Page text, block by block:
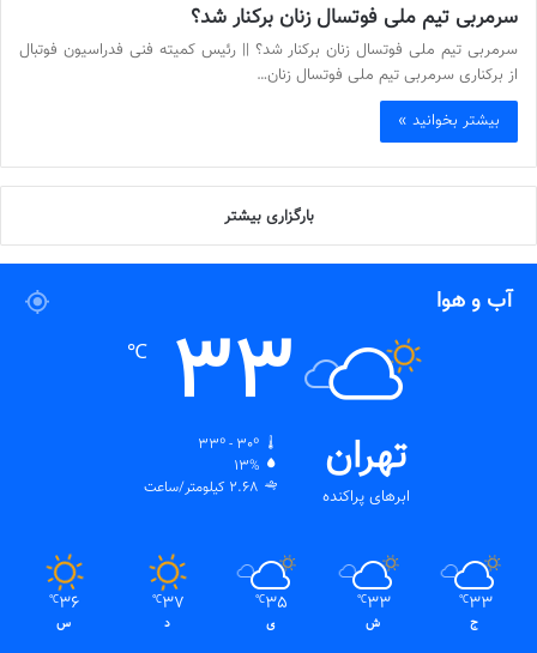
سرمربی تیم ملی فوتسال زنان برکنار شد؟
سرمربی تیم ملی فوتسال زنان برکنار شد؟ || رئیس کمیته فنی فدراسیون فوتبال
از برکناری سرمربی تیم ملی فوتسال زنان…
بیشتر بخوانید »
بارگزاری بیشتر
آب و هوا
تهران
ابرهای پراکنده
33
℃
33º - 30º
13%
2.68 کیلومتر/ساعت
33
℃
ج
33
℃
ش
35
℃
ی
37
℃
د
36
℃
س